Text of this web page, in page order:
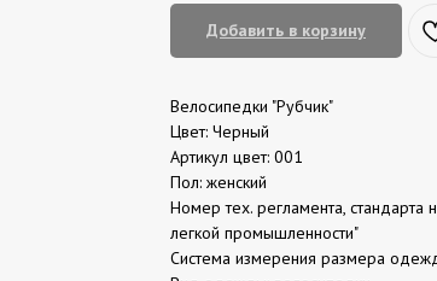
Добавить в корзину
Велосипедки "Рубчик"
Цвет: Черный
Артикул цвет: 001
Пол: женский
Номер тех. регламента,
легкой промышленности"
Система измерения размера